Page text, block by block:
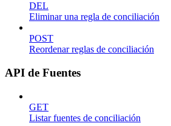
DEL
Eliminar una regla de conciliación
POST
Reordenar reglas de conciliación
API de Fuentes
GET
Listar fuentes de conciliación